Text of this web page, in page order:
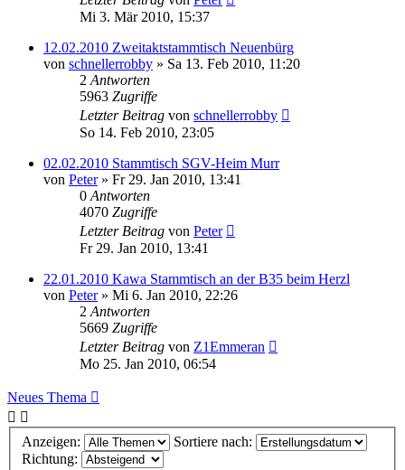
Mi 3. Mär 2010, 15:37
12.02.2010 Zweitaktstammtisch Neuenbürg
von schnellerrobby » Sa 13. Feb 2010, 11:20
2 Antworten
5963 Zugriffe
Letzter Beitrag von schnellerrobby
So 14. Feb 2010, 23:05
02.02.2010 Stammtisch SGV-Heim Murr
von Peter» Fr 29. Jan 2010, 13:41
0 Antworten
4070 Zugriffe
Letzter Beitrag von Peter
Fr 29. Jan 2010, 13:41
22.01.2010 Kawa Stammtisch an der B35 beim Herzl
von Peter» Mi 6. Jan 2010, 22:26
2 Antworten
5669 Zugriffe
Letzter Beitrag von Z1Emmeran
Mo 25. Jan 2010, 06:54
Neues Thema
Anzeigen:
Sortiere nach:
Richtung: